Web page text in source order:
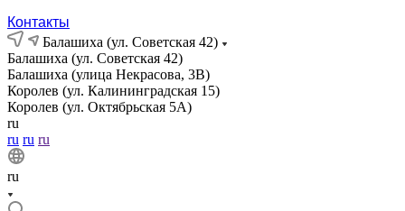
Контакты
Балашиха (ул. Советская 42)
Балашиха (ул. Советская 42)
Балашиха (улица Некрасова, 3В)
Королев (ул. Калининградская 15)
Королев (ул. Октябрьская 5А)
ru
ru ru ru
ru